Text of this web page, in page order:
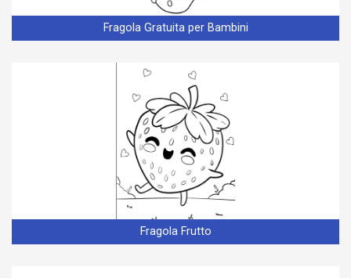
Fragola Gratuita per Bambini
Fragola Frutto